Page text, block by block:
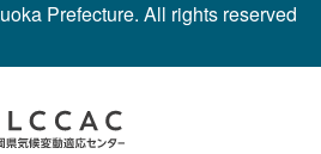
Prefecture. All rights reserved